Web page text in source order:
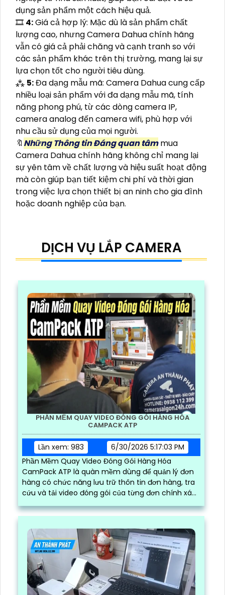
dụng sản phẩm một cách hiệu quả.
🎞 4:Giá cả hợp lý: Mặc dù là sản phẩm chất
lượng cao, nhưng Camera Dahua chính hãng
vẫn có giá cả phải chăng và cạnh tranh so với
các sản phẩm khác trên thị trường, mang lại sự
lựa chọn tốt cho người tiêu dùng.
⁂ 5:Đa dạng mẫu mã: Camera Dahua cung cấp
nhiều loại sản phẩm với đa dạng mẫu mã, tính
năng phong phú, từ các dòng camera IP,
camera analog đến camera wifi, phù hợp với
nhu cầu sử dụng của mọi người.
🔖 Những Thông tin Đáng quan tâmmua
Camera Dahua chính hãng không chỉ mang lại
sự yên tâm về chất lượng và hiệu suất hoạt động
mà còn giúp bạn tiết kiệm chi phí và thời gian
trong việc lựa chọn thiết bị an ninh cho gia đình
hoặc doanh nghiệp của bạn.
DỊCH VỤ LẮP CAMERA
PHẦN MỀM QUAY VIDEO ĐÓNG GÓI HÀNG HÓA
CAMPACK ATP
Lần xem: 983
6/30/2026 5:17:03 PM
Phần Mềm Quay Video Đóng Gói Hàng Hóa
CamPack ATP là quàn mềm dùng để quản lý đơn
hàng có chức năng lưu trữ thôn tin đơn hàng, tra
cứu và tải video đóng gói của từng đơn chính xác